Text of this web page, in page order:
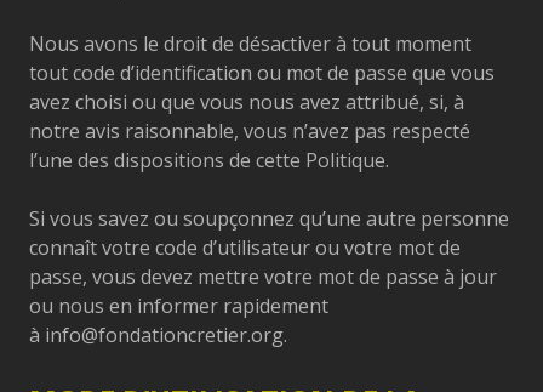
Nous avons le droit de désactiver à tout moment
tout code d’identification ou mot de passe que vous
avez choisi ou que vous nous avez attribué, si, à
notre avis raisonnable, vous n’avez pas respecté
l’une des dispositions de cette Politique.
Si vous savez ou soupçonnez qu’une autre personne
connaît votre code d’utilisateur ou votre mot de
passe, vous devez mettre votre mot de passe à jour
ou nous en informer rapidement
à info@fondationcretier.org.